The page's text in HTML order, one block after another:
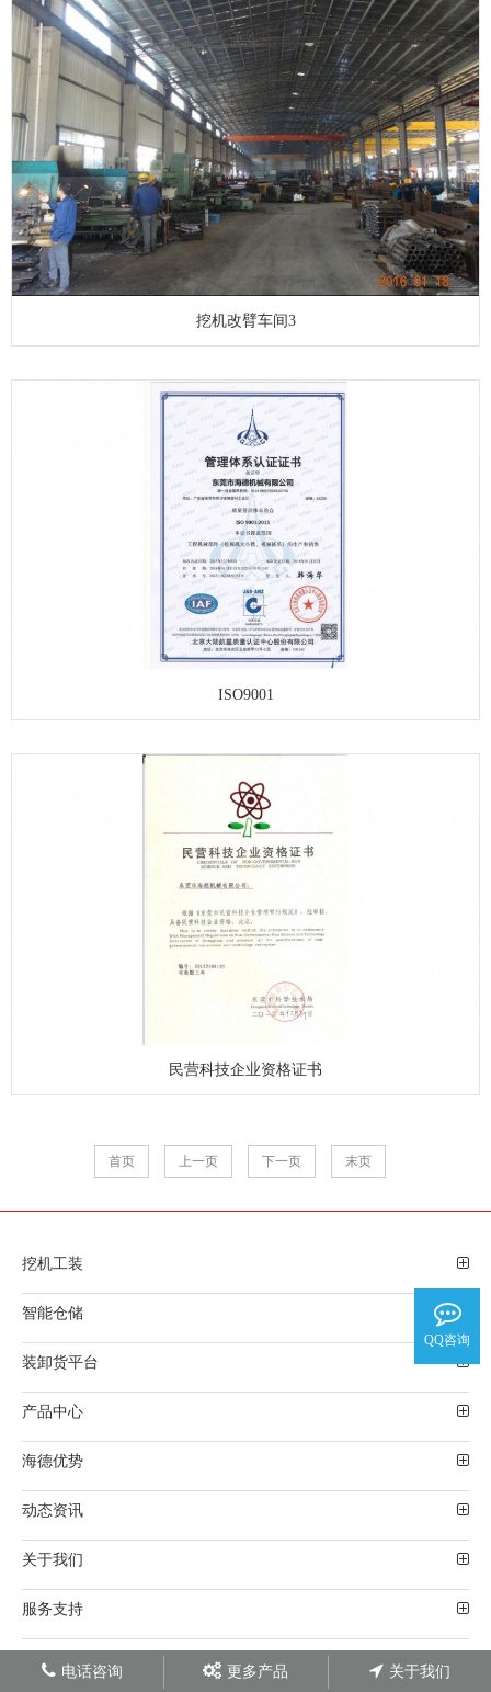
挖机改臂车间3
ISO9001
民营科技企业资格证书
首页 上一页 下一页 末页
挖机工装
智能仓储
装卸货平台
产品中心
海德优势
动态资讯
关于我们
服务支持
QQ咨询
电话咨询 更多产品 关于我们